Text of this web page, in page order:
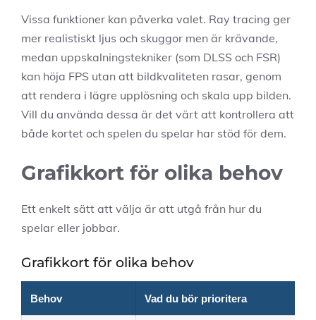
Vissa funktioner kan påverka valet. Ray tracing ger
mer realistiskt ljus och skuggor men är krävande,
medan uppskalningstekniker (som DLSS och FSR)
kan höja FPS utan att bildkvaliteten rasar, genom
att rendera i lägre upplösning och skala upp bilden.
Vill du använda dessa är det värt att kontrollera att
både kortet och spelen du spelar har stöd för dem.
Grafikkort för olika behov
Ett enkelt sätt att välja är att utgå från hur du
spelar eller jobbar.
Grafikkort för olika behov
Behov Vad du bör prioritera